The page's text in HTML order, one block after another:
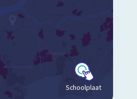
Schoolplaat